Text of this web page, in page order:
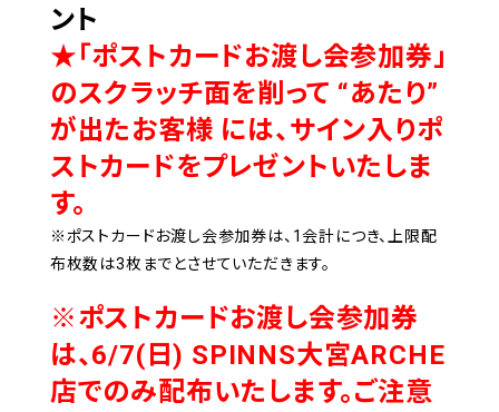
ント
★「ポストカードお渡し会参加券」
のスクラッチ面を削って “あたり”
が出たお客様 には、サイン入りポ
ストカードをプレゼントいたしま
す。
※ポストカードお渡し会参加券は、1会計につき、上限配
布枚数は3枚までとさせていただきます。
※ポストカードお渡し会参加券
は、6/7(日) SPINNS大宮ARCHE
店でのみ配布いたします。ご注意